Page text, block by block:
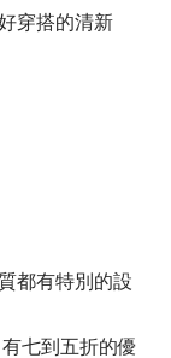
穿搭的清新
都有特別的設
七到五折的優